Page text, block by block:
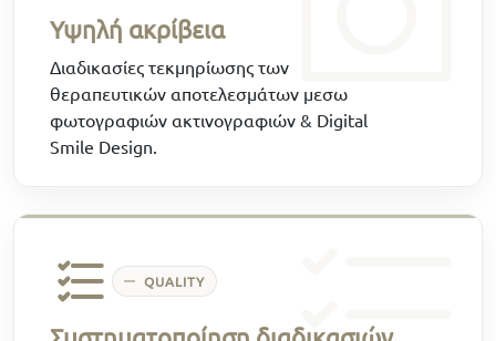
Υψηλή ακρίβεια
Διαδικασίες τεκμηρίωσης των
θεραπευτικών αποτελεσμάτων μεσω
φωτογραφιών ακτινογραφιών & Digital
Smile Design.
QUALITY